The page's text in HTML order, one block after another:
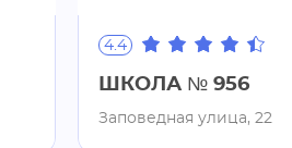
4.4
ШКОЛА № 956
Заповедная улица, 22